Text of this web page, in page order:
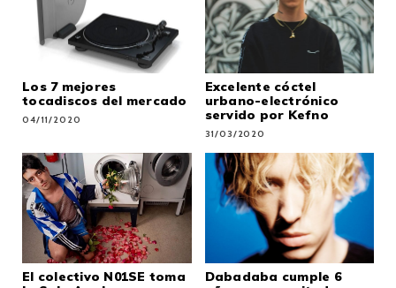
Los 7 mejores
tocadiscos del mercado
04/11/2020
Excelente cóctel
urbano-electrónico
servido por Kefno
31/03/2020
El colectivo N01SE toma
Dabadaba cumple 6